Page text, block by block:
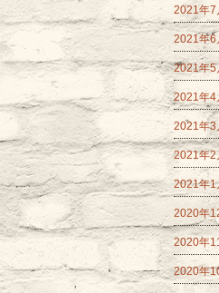
2021年7
2021年6
2021年5
2021年4
2021年3
2021年2
2021年1
2020年
2020年
2020年